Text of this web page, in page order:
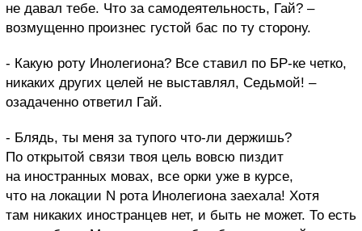
не давал тебе. Что за самодеятельность, Гай? –
возмущенно произнес густой бас по ту сторону.
- Какую роту Инолегиона? Все ставил по БР-ке четко,
никаких других целей не выставлял, Седьмой! –
озадаченно ответил Гай.
- Блядь, ты меня за тупого что-ли держишь?
По открытой связи твоя цель вовсю пиздит
на иностранных мовах, все орки уже в курсе,
что на локации N рота Инолегиона заехала! Хотя
там никаких иностранцев нет, и быть не может. То есть